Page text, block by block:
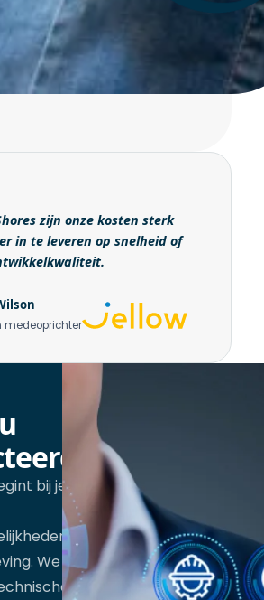
intern
zijn onze kosten sterk
in te leveren op snelheid of
medeoprichter
bij je
We